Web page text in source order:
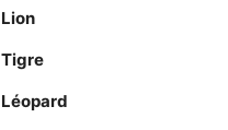
Lion
Tigre
Léopard